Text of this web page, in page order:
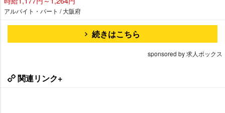
アルバイト・パート / 大阪府
続きはこちら
sponsored by 求人ボックス
関連リンク+